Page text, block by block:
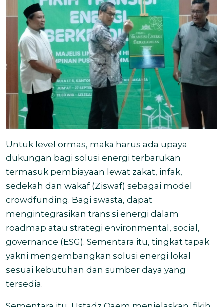
Untuk level ormas, maka harus ada upaya
dukungan bagi solusi energi terbarukan
termasuk pembiayaan lewat zakat, infak,
sedekah dan wakaf (Ziswaf) sebagai model
crowdfunding. Bagi swasta, dapat
mengintegrasikan transisi energi dalam
roadmap atau strategi environmental, social,
governance (ESG). Sementara itu, tingkat tapak
yakni mengembangkan solusi energi lokal
sesuai kebutuhan dan sumber daya yang
tersedia.